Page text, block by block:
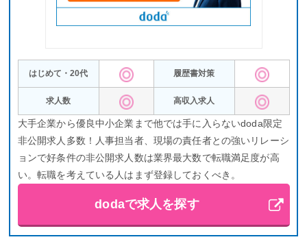
てくれます。転職活動経験が無い、20代で転職するなどという人
におすすめの転職エージェントです。
マイナビ転職エージェントの公式サイトはこちら
とじる
はじめて・20代 履歴書対策
求人数 高収入求人
大手企業から優良中小企業まで他では手に入らないdoda限定
非公開求人多数！人事担当者、現場の責任者との強いリレーシ
ョンで好条件の非公開求人数は業界最大数で転職満足度が高
い。転職を考えている人はまず登録しておくべき。
dodaで求人を探す